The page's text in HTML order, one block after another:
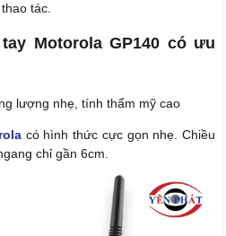
tác.
Motorola GP140 có ưu
lượng nhẹ, tính thẩm mỹ cao
có hình thức cực gọn nhẹ. Chiều
chỉ gần 6cm.